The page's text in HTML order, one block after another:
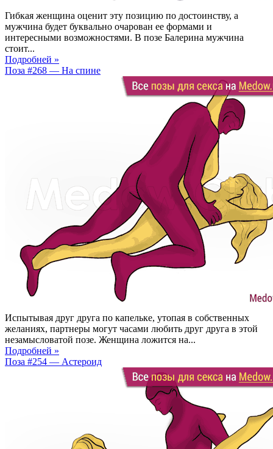
Гибкая женщина оценит эту позицию по достоинству, а
мужчина будет буквально очарован ее формами и
интересными возможностями. В позе Балерина мужчина
стоит...
Подробней »
Поза #268 — На спине
Испытывая друг друга по капельке, утопая в собственных
желаниях, партнеры могут часами любить друг друга в этой
незамысловатой позе. Женщина ложится на...
Подробней »
Поза #254 — Астероид